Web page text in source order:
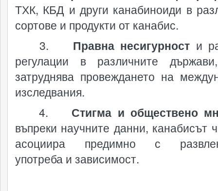
ТХК, КБД и други канабиноиди в
сортове и продукти от канабис.
3. Правна несигурност и
регулации в различните
затруднява провеждането на
изследвания.
4. Стигма и обществено
въпреки научните данни, канабисът
асоциира предимно с
употреба и зависимост.